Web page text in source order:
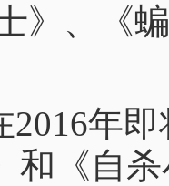
》、《
2016年
和《自